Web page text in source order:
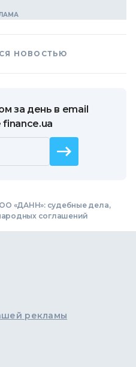
НОВОСТЬЮ
за день в email
«ДАНН»: судебные дела,
соглашений
рекламы